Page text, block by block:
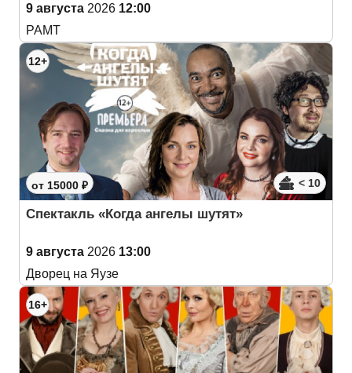
9 августа 2026 12:00
РАМТ
12+
от 15000 ₽ < 10
Спектакль «Когда ангелы шутят»
9 августа 2026 13:00
Дворец на Яузе
16+